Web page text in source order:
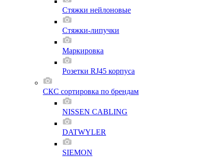
Стяжки нейлоновые
Стяжки-липучки
Маркировка
Розетки RJ45 корпуса
СКС сортировка по брендам
NISSEN CABLING
DATWYLER
SIEMON